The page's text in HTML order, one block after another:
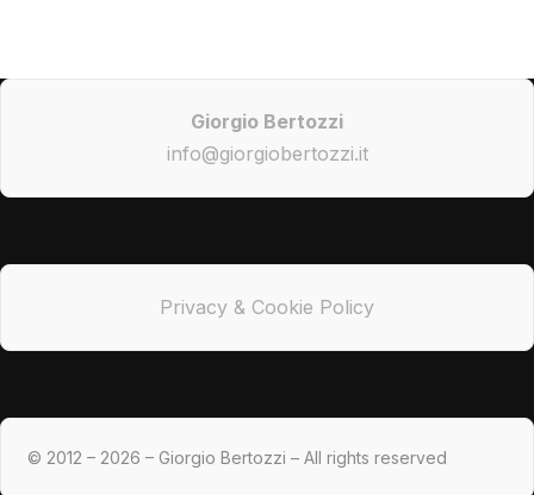
Giorgio Bertozzi
info@giorgiobertozzi.it
Privacy & Cookie Policy
© 2012 – 2026 – Giorgio Bertozzi – All rights reserved